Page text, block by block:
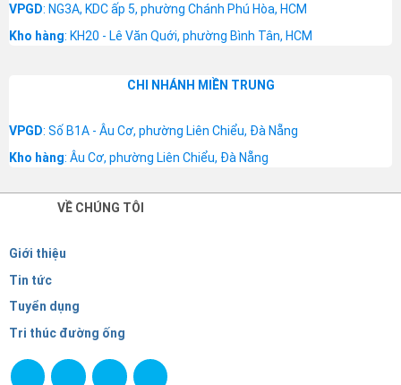
VPGD: NG3A, KDC ấp 5, phường Chánh Phú Hòa, HCM
Kho hàng: KH20 - Lê Văn Quới, phường Bình Tân, HCM
CHI NHÁNH MIỀN TRUNG
VPGD: Số B1A - Âu Cơ, phường Liên Chiểu, Đà Nẵng
Kho hàng: Âu Cơ, phường Liên Chiểu, Đà Nẵng
VỀ CHÚNG TÔI
Giới thiệu
Tin tức
Tuyển dụng
Tri thúc đường ống